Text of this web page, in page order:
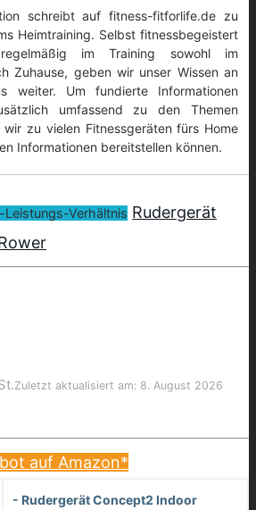
schreibt auf fitness-fitforlife.de zu
Heimtraining. Selbst fitnessbegeistert
im Training sowohl im
Zuhause, geben wir unser Wissen an
weiter. Um fundierte Informationen
umfassend zu den Themen
zu vielen Fitnessgeräten fürs Home
Informationen bereitstellen können.
Verhältnis Rudergerät
Zuletzt aktualisiert am: 8. August 2026
auf Amazon*
- Rudergerät Concept2 Indoor